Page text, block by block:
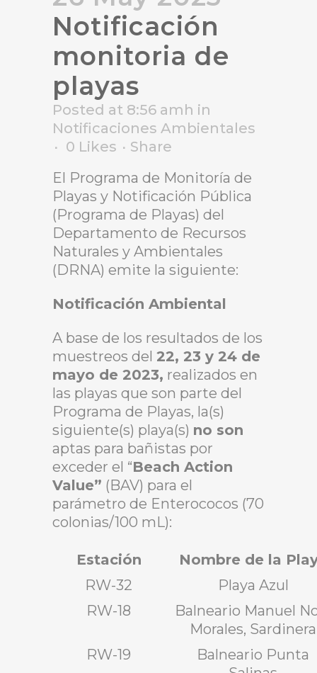
Notificación
monitoria de
playas
Posted at 8:56 amh in
Notificaciones Ambientales
0 Likes
Share
El Programa de Monitoría de
Playas y Notificación Pública
(Programa de Playas) del
Departamento de Recursos
Naturales y Ambientales
(DRNA) emite la siguiente:
Notificación Ambiental
A base de los resultados de los
muestreos del 22, 23 y 24 de
mayo de 2023, realizados en
las playas que son parte del
Programa de Playas, la(s)
siguiente(s) playa(s) no son
aptas para bañistas por
exceder el “Beach Action
Value” (BAV) para el
parámetro de Enterococos (70
colonias/100 mL):
Estación
Nombre de la
RW-32
Playa Azul
RW-18
Balneario Manuel
Morales, Sardinera
RW-19
Balneario Punta